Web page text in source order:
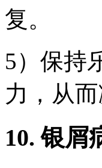
复。
5）保持
力，从
10. 银屑